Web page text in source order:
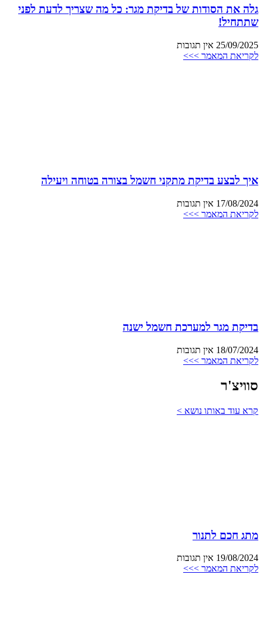
גלה את הסודות של בדיקת מגר: כל מה שצריך לדעת לפני
שתתחיל!
25/09/2025 אין תגובות
לקריאת המאמר >>>
איך לבצע בדיקת מתקני חשמל בצורה בטוחה ויעילה
17/08/2024 אין תגובות
לקריאת המאמר >>>
בדיקת מגר למערכת חשמל ישנה
18/07/2024 אין תגובות
לקריאת המאמר >>>
סוויצ'ר
קרא עוד באותו נושא >
מתג חכם לתנור
19/08/2024 אין תגובות
לקריאת המאמר >>>